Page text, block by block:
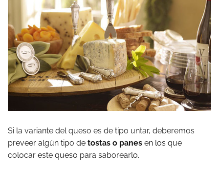
Si la variante del queso es de tipo untar, deberemos
preveer algún tipo de tostas o panes en los que
colocar este queso para saborearlo.